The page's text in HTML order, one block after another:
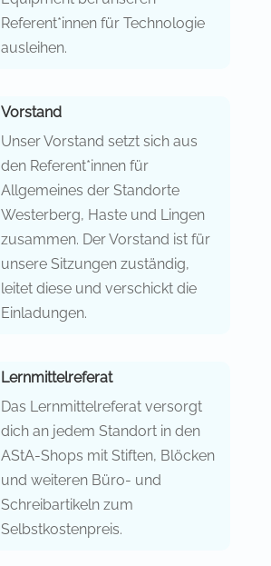
Referent*innen für Technologie
ausleihen.
Vorstand
Unser Vorstand setzt sich aus
den Referent*innen für
Allgemeines der Standorte
Westerberg, Haste und Lingen
zusammen. Der Vorstand ist für
unsere Sitzungen zuständig,
leitet diese und verschickt die
Einladungen.
Lernmittelreferat
Das Lernmittelreferat versorgt
dich an jedem Standort in den
AStA-Shops mit Stiften, Blöcken
und weiteren Büro- und
Schreibartikeln zum
Selbstkostenpreis.